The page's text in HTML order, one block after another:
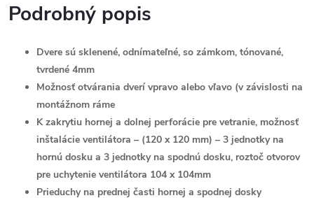
Podrobný popis
Dvere sú sklenené, odnímateľné, so zámkom, tónované,
tvrdené 4mm
Možnosť otvárania dverí vpravo alebo vľavo (v závislosti na
montážnom ráme
K zakrytiu hornej a dolnej perforácie pre vetranie, možnosť
inštalácie ventilátora – (120 x 120 mm) – 3 jednotky na
hornú dosku a 3 jednotky na spodnú dosku, roztoč otvorov
pre uchytenie ventilátora 104 x 104mm
Prieduchy na prednej časti hornej a spodnej dosky